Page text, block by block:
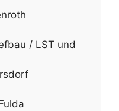
/ LST und